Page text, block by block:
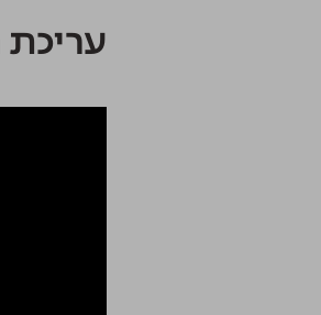
עריכת